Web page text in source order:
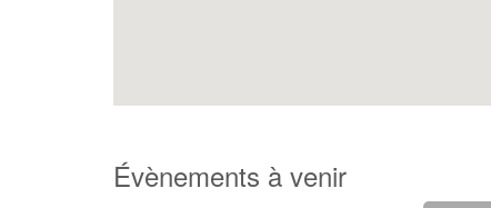
Évènements à venir